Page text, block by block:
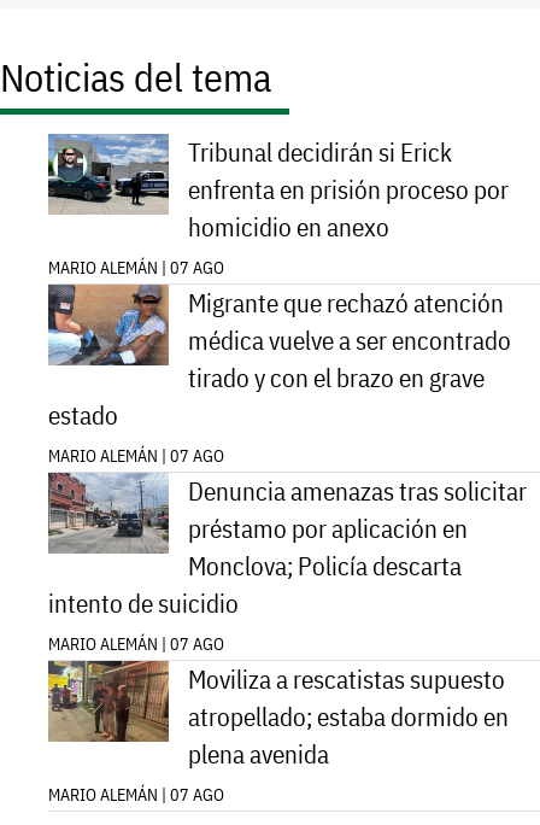
Noticias del tema
Tribunal decidirán si Erick
enfrenta en prisión proceso por
homicidio en anexo
MARIO ALEMÁN | 07 AGO
Migrante que rechazó atención
médica vuelve a ser encontrado
tirado y con el brazo en grave
estado
MARIO ALEMÁN | 07 AGO
Denuncia amenazas tras solicitar
préstamo por aplicación en
Monclova; Policía descarta
intento de suicidio
MARIO ALEMÁN | 07 AGO
Moviliza a rescatistas supuesto
atropellado; estaba dormido en
plena avenida
MARIO ALEMÁN | 07 AGO